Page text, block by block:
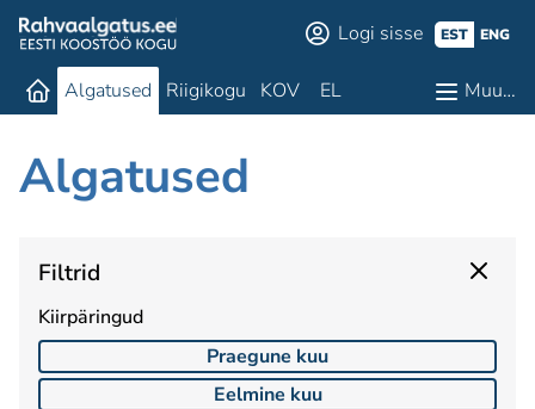
Logi sisse EST ENG
Algatused Riigikogu KOV EL Muu…
Algatused
Filtrid
Kiirpäringud
Praegune kuu
Eelmine kuu